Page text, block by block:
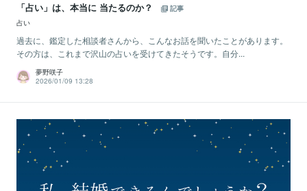
「占い」は、本当に 当たるのか？
記事
占い
過去に、鑑定した相談者さんから、こんなお話を聞いたことがあります。
その方は、これまで沢山の占いを受けてきたそうです。自分...
夢野咲子
2026/01/09 13:28